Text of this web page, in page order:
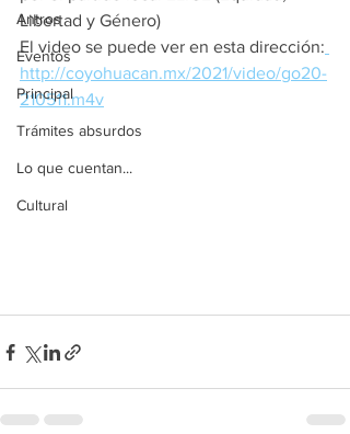
Antros
Eventos
Principal
Trámites absurdos
Lo que cuentan...
Cultural
Libertad y Género)
El video se puede ver en esta dirección:
http://coyohuacan.mx/2021/video/go20-
210511.m4v